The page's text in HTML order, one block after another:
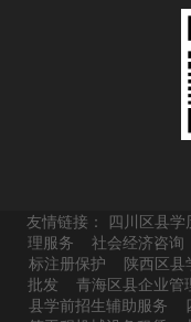
友情链接： 四川区县
理服务
社会经济咨询
标注册保护
陕西区县
批发
青海区县企业管
县学前招生辅助服务